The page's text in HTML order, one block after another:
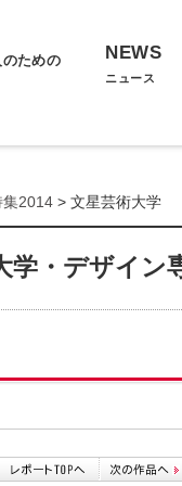
ための
NEWS
ニュース
集2014 > 文星芸術大学
学・デザイン